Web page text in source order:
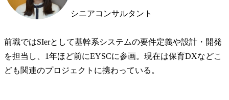
シニアコンサルタント
前職ではSIerとして基幹系システムの要件定義や設計・開発
を担当し、1年ほど前にEYSCに参画。現在は保育DXなどこ
ども関連のプロジェクトに携わっている。